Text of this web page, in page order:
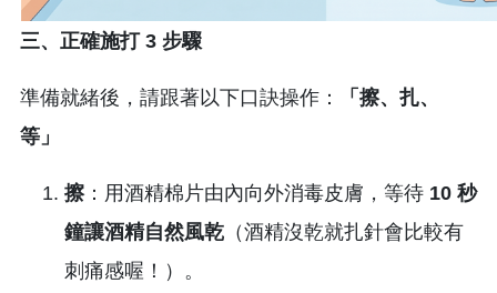
三、正確施打 3 步驟
準備就緒後，請跟著以下口訣操作：
「擦、扎、
等」
擦：用酒精棉片由內向外消毒皮膚，等待 10 秒
鐘讓酒精自然風乾 （酒精沒乾就扎針會比較有
刺痛感喔！）。